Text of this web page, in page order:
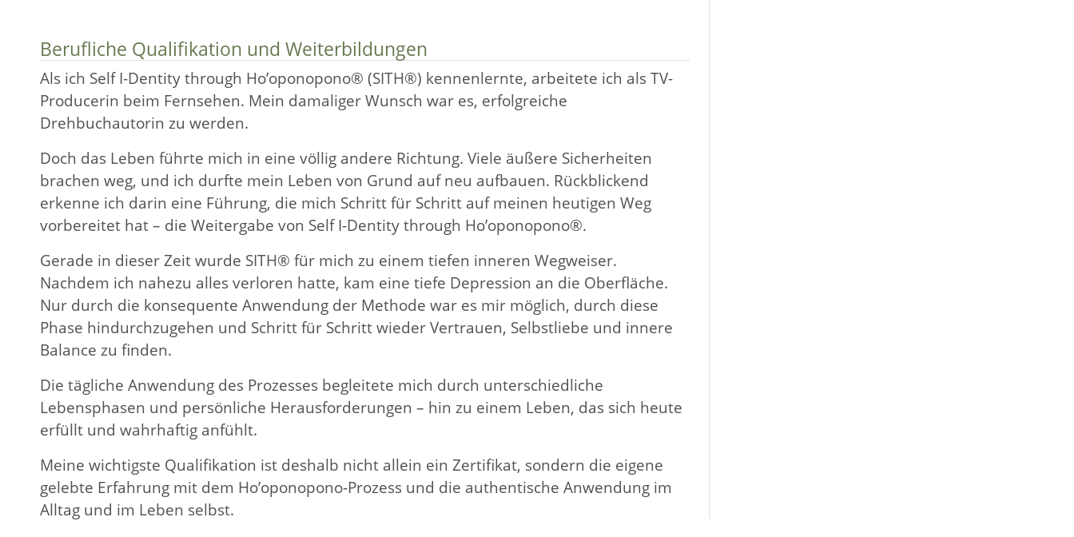
Berufliche Qualifikation und Weiterbildungen
Als ich Self I-Dentity through Ho’oponopono® (SITH®) kennenlernte, arbeitete ich als TV-
Producerin beim Fernsehen. Mein damaliger Wunsch war es, erfolgreiche
Drehbuchautorin zu werden.
Doch das Leben führte mich in eine völlig andere Richtung. Viele äußere Sicherheiten
brachen weg, und ich durfte mein Leben von Grund auf neu aufbauen. Rückblickend
erkenne ich darin eine Führung, die mich Schritt für Schritt auf meinen heutigen Weg
vorbereitet hat – die Weitergabe von Self I-Dentity through Ho’oponopono®.
Gerade in dieser Zeit wurde SITH® für mich zu einem tiefen inneren Wegweiser.
Nachdem ich nahezu alles verloren hatte, kam eine tiefe Depression an die Oberfläche.
Nur durch die konsequente Anwendung der Methode war es mir möglich, durch diese
Phase hindurchzugehen und Schritt für Schritt wieder Vertrauen, Selbstliebe und innere
Balance zu finden.
Die tägliche Anwendung des Prozesses begleitete mich durch unterschiedliche
Lebensphasen und persönliche Herausforderungen – hin zu einem Leben, das sich heute
erfüllt und wahrhaftig anfühlt.
Meine wichtigste Qualifikation ist deshalb nicht allein ein Zertifikat, sondern die eigene
gelebte Erfahrung mit dem Ho’oponopono-Prozess und die authentische Anwendung im
Alltag und im Leben selbst.